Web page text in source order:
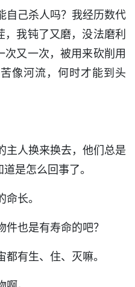
己杀人吗？我经历数代
我钝了又磨，没法磨利
次又一次，被用来砍削用
像河流，何时才能到头
人换来换去，他们总是
是怎么回事了。
长。
也是有寿命的吧？
有生、住、灭嘛。